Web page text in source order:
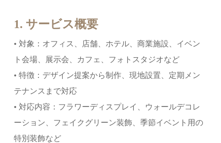
1. サービス概要
• 対象：オフィス、店舗、ホテル、商業施設、イベン
ト会場、展示会、カフェ、フォトスタジオなど
• 特徴：デザイン提案から制作、現地設置、定期メン
テナンスまで対応
• 対応内容：フラワーディスプレイ、ウォールデコレ
ーション、フェイクグリーン装飾、季節イベント用の
特別装飾など